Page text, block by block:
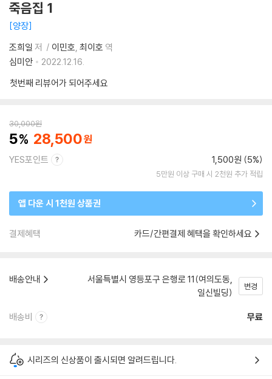
죽음집 1
양장
조희일 저 이민호 최이호 역
심미안
2022.12.16.
첫번째 리뷰어가 되어주세요
30,000원
5 28,500
YES포인트 1,500원 (5%)
5만원 이상 구매 시 2천원 추가 적립
앱 다운 시 1천원 상품권
결제혜택 카드/간편결제 혜택을 확인하세요
배송안내
서울특별시 영등포구 은행로 11(여의도동,
일신빌딩)
변경
배송비 무료
시리즈의 신상품이 출시되면 알려드립니다.